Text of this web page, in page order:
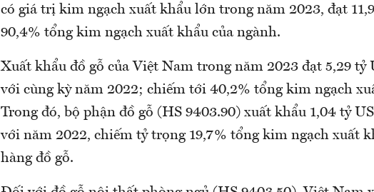
có giá trị kim ngạch xuất khẩu lớn trong năm 2023, đạt
90,4% tổng kim ngạch xuất khẩu của ngành.
Xuất khẩu đồ gỗ của Việt Nam trong năm 2023 đạt 5,29 tỷ
với cùng kỳ năm 2022; chiếm tới 40,2% tổng kim ngạch
Trong đó, bộ phận đồ gỗ (HS 9403.90) xuất khẩu 1,04 tỷ
với năm 2022, chiếm tỷ trọng 19,7% tổng kim ngạch xuất
hàng đồ gỗ.